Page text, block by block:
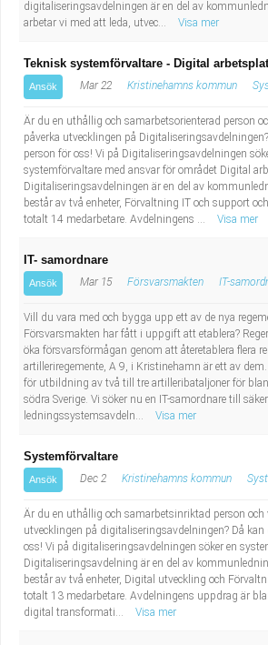
digitaliseringsavdelningen är en del av
arbetar vi med att leda, utvec...
Visa mer
Teknisk systemförvaltare - Digital
Ansök Mar 22 Kristinehamns kommun
Är du en uthållig och samarbetsorienterad person
påverka utvecklingen på
person för oss! Vi på Digitaliseringsavdelningen
systemförvaltare med ansvar för området Digital
Digitaliseringsavdelningen är en del av
består av två enheter, Förvaltning IT och support
totalt 14 medarbetare. Avdelningens ...
Visa mer
IT- samordnare
Ansök Mar 15 Försvarsmakten IT-
Vill du vara med och bygga upp ett av de nya
Försvarsmakten har fått i uppgift att etablera?
öka försvarsförmågan genom att återetablera flera
artilleriregemente, A 9, i Kristinehamn är ett av
för utbildning av två till tre artilleribataljoner för
södra Sverige. Vi söker nu en IT-samordnare till
ledningssystemsavdeln...
Visa mer
Systemförvaltare
Ansök Dec 2 Kristinehamns kommun
Är du en uthållig och samarbetsinriktad person och
utvecklingen på digitaliseringsavdelningen? Då
oss! Vi på digitaliseringsavdelningen söker en
Digitaliseringsavdelning är en del av
består av två enheter, Digital utveckling och
totalt 13 medarbetare. Avdelningens uppdrag är
digital transformati...
Visa mer